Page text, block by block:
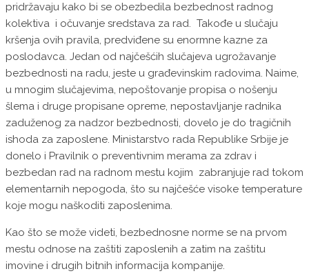
pridržavaju kako bi se obezbedila bezbednost radnog
kolektiva i očuvanje sredstava za rad. Takođe u slučaju
kršenja ovih pravila, predviđene su enormne kazne za
poslodavca. Jedan od najčešćih slučajeva ugrožavanje
bezbednosti na radu, jeste u građevinskim radovima. Naime,
u mnogim slučajevima, nepoštovanje propisa o nošenju
šlema i druge propisane opreme, nepostavljanje radnika
zaduženog za nadzor bezbednosti, dovelo je do tragičnih
ishoda za zaposlene. Ministarstvo rada Republike Srbije je
donelo i Pravilnik o preventivnim merama za zdrav i
bezbedan rad na radnom mestu kojim zabranjuje rad tokom
elementarnih nepogoda, što su najčešće visoke temperature
koje mogu naškoditi zaposlenima.
Kao što se može videti, bezbednosne norme se na prvom
mestu odnose na zaštiti zaposlenih a zatim na zaštitu
imovine i drugih bitnih informacija kompanije.